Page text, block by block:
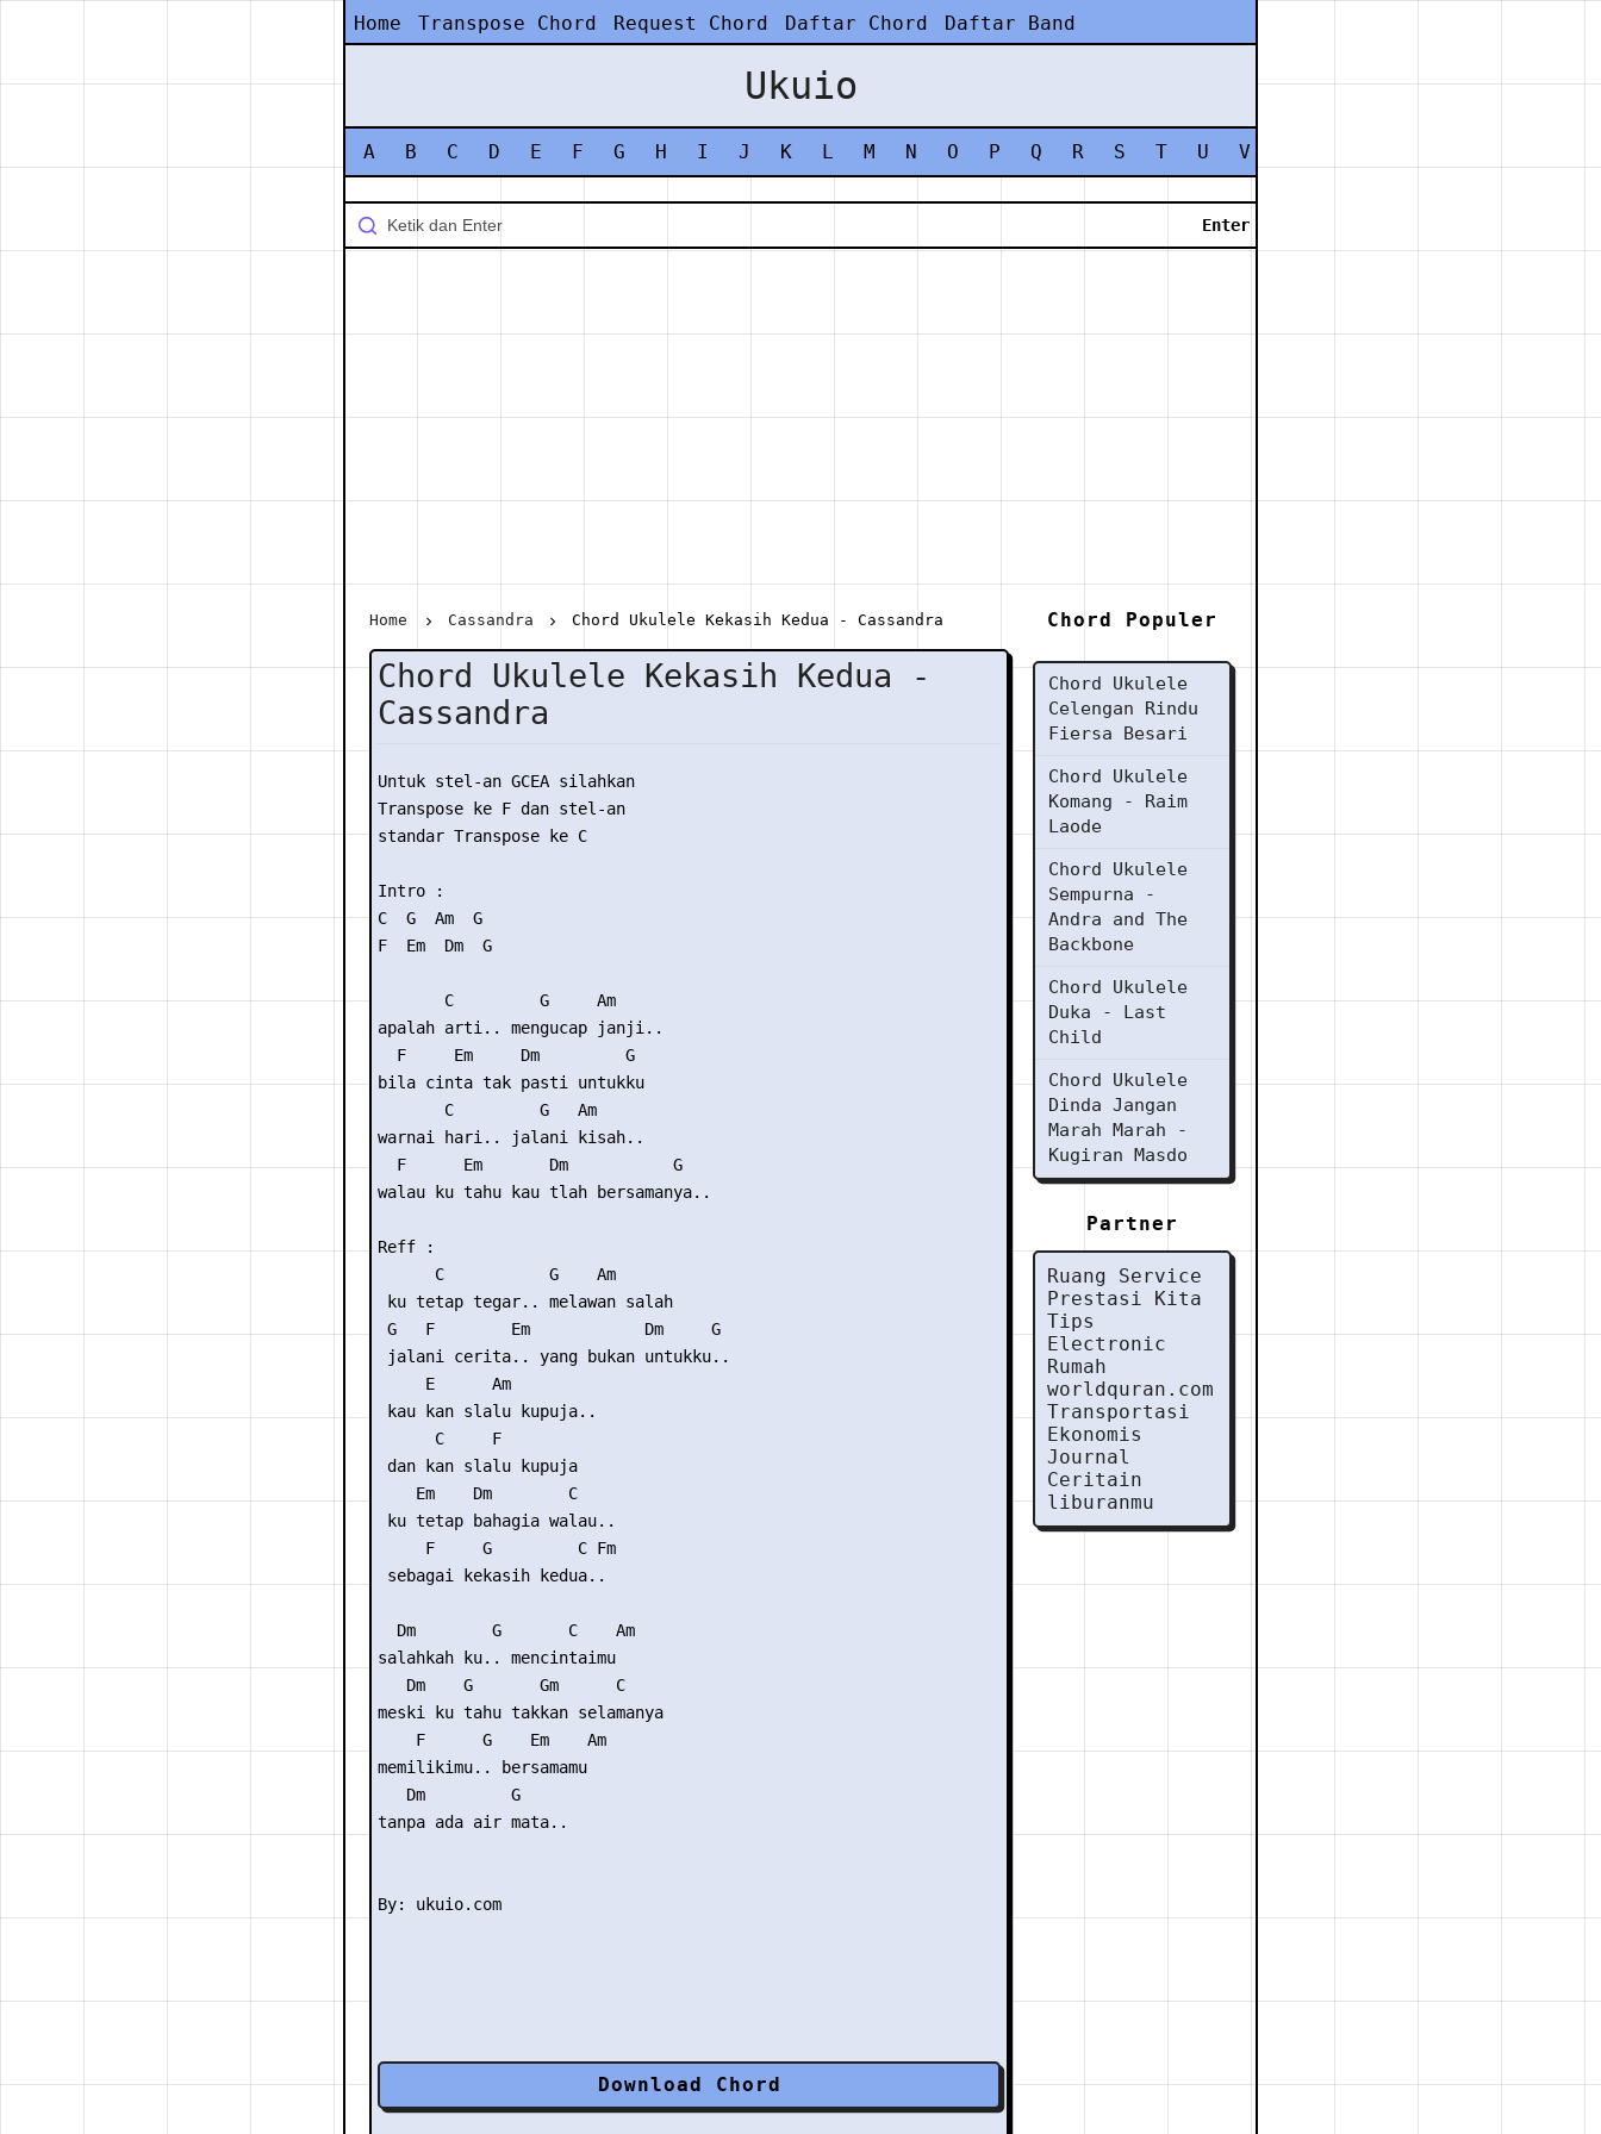
Home Transpose Chord Request Chord Daftar Chord Daftar Band
Ukuio
A B C D E F G H I J K L M N O P Q R S T U V
Home Cassandra Chord Ukulele Kekasih Kedua - Cassandra
Chord Ukulele Kekasih Kedua -
Cassandra
Untuk stel-an GCEA silahkan
Transpose ke F dan stel-an
standar Transpose ke C
Intro :
C  G  Am  G
F  Em  Dm  G
       C         G     Am
apalah arti.. mengucap janji..
  F     Em     Dm         G
bila cinta tak pasti untukku
       C         G   Am
warnai hari.. jalani kisah..
  F      Em       Dm           G
walau ku tahu kau tlah bersamanya..
Reff :
      C           G    Am
ku tetap tegar.. melawan salah
G   F        Em            Dm     G
jalani cerita.. yang bukan untukku..
     E      Am
kau kan slalu kupuja..
      C     F
dan kan slalu kupuja
    Em    Dm        C
ku tetap bahagia walau..
     F     G         C Fm
sebagai kekasih kedua..
  Dm        G       C    Am
salahkah ku.. mencintaimu
   Dm    G       Gm      C
meski ku tahu takkan selamanya
    F      G    Em    Am
memilikimu.. bersamamu
   Dm         G
tanpa ada air mata..
Download Chord
Chord Populer
Chord Ukulele
Celengan Rindu
Fiersa Besari
Chord Ukulele
Komang - Raim
Laode
Chord Ukulele
Sempurna -
Andra and The
Backbone
Chord Ukulele
Duka - Last
Child
Chord Ukulele
Dinda Jangan
Marah Marah -
Kugiran Masdo
Partner
Ruang Service
Prestasi Kita
Tips
Electronic
Rumah
worldquran.com
Transportasi
Ekonomis
Journal
Ceritain
liburanmu